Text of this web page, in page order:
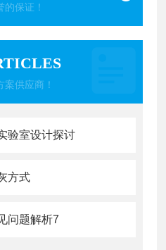
保证！
供应商！
验室设计探讨
方式
问题解析7